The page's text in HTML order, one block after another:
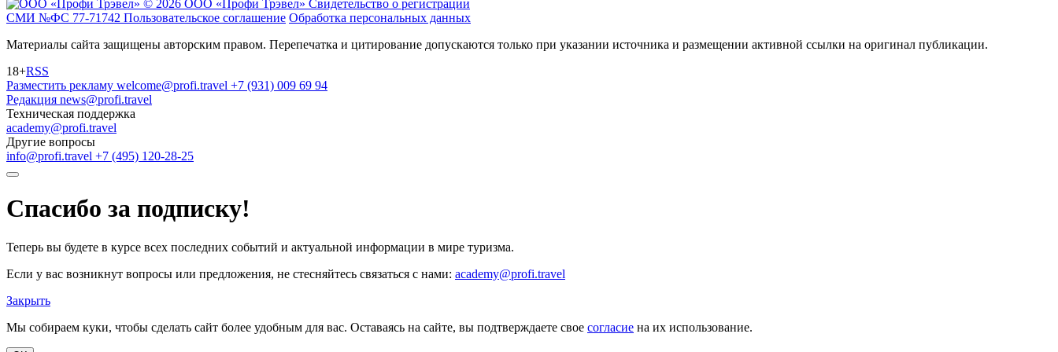
© 2026 ООО «Профи Трэвeл» Свидетельство о регистрации
СМИ №ФС 77-71742 Пользовательское соглашение Обработка персональных данных
Материалы сайта защищены авторским правом. Перепечатка и цитирование допускаются только при указании источника и размещении активной ссылки на оригинал публикации.
18+RSS
Разместить рекламу welcome@profi.travel +7 (931) 009 69 94
Редакция news@profi.travel
Техническая поддержка
academy@profi.travel
Другие вопросы
info@profi.travel +7 (495) 120-28-25
Спасибо за подписку!
Теперь вы будете в курсе всех последних событий и актуальной информации в мире туризма.
Если у вас возникнут вопросы или предложения, не стесняйтесь связаться с нами: academy@profi.travel
Закрыть
Мы собираем куки, чтобы сделать сайт более удобным для вас. Оставаясь на сайте, вы подтверждаете свое согласие на их использование.